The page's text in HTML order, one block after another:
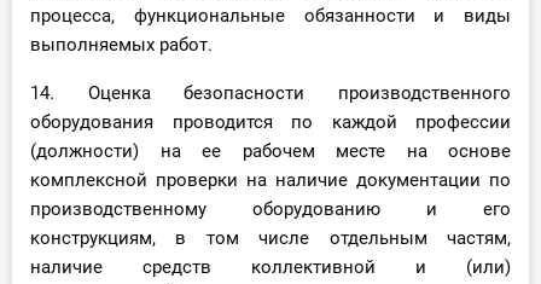
процесса, функциональные обязанности и виды
выполняемых работ.
14. Оценка безопасности производственного
оборудования проводится по каждой профессии
(должности) на ее рабочем месте на основе
комплексной проверки на наличие документации по
производственному оборудованию и его
конструкциям, в том числе отдельным частям,
наличие средств коллективной и (или)